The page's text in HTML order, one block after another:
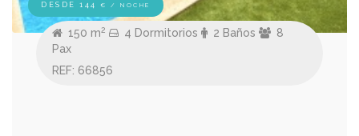
DESDE 144 € / NOCHE
150 m2 4 Dormitorios 2 Baños
8
Pax
REF: 66856